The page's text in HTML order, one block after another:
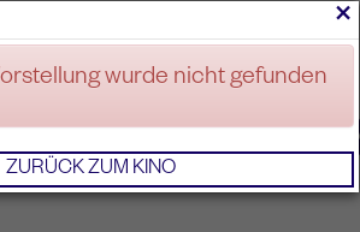
ANMELDEN
×
wurde nicht gefunden
ZURÜCK ZUM KINO